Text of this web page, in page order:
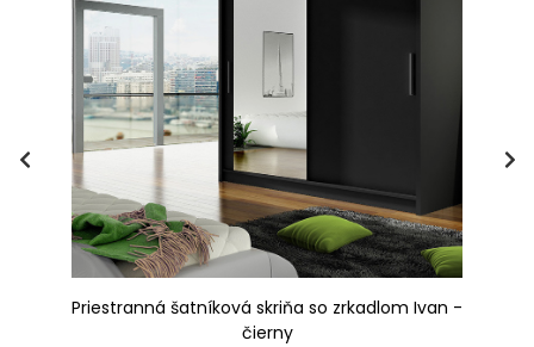
Priestranná šatníková skriňa so zrkadlom Ivan -
čierny